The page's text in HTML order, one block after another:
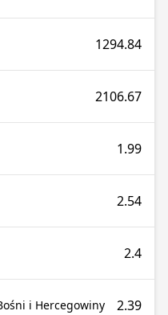
1294.84
2106.67
1.99
2.54
2.4
i Hercegowiny 2.39